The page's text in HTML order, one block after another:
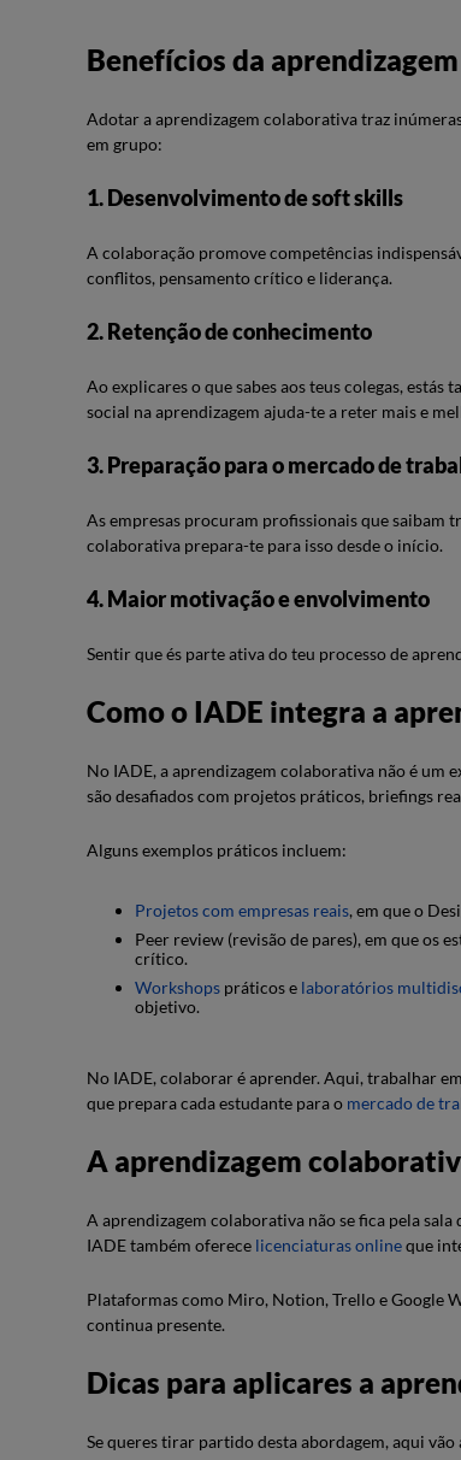
Benefícios da
Adotar a aprendizagem colaborativa traz
em grupo:
1. Desenvolvimento de soft skills
A colaboração promove competências
conflitos, pensamento crítico e liderança.
2. Retenção de conhecimento
Ao explicares o que sabes aos teus colegas,
social na aprendizagem ajuda-te a reter mais e
3. Preparação para o mercado de
As empresas procuram profissionais que saibam
colaborativa prepara-te para isso desde o início.
4. Maior motivação e envolvimento
Sentir que és parte ativa do teu processo de
Como o IADE integra a
No IADE, a aprendizagem colaborativa não é um
são desafiados com projetos práticos, briefings
Alguns exemplos práticos incluem:
Projetos com empresas reais, em que o
Peer review (revisão de pares), em que os
crítico.
Workshops práticos e laboratórios
objetivo.
No IADE, colaborar é aprender. Aqui, trabalhar
que prepara cada estudante para o mercado de
A aprendizagem
A aprendizagem colaborativa não se fica pela
IADE também oferece licenciaturas onlineque
Plataformas como Miro, Notion, Trello e Google
continua presente.
Dicas para aplicares a
Se queres tirar partido desta abordagem, aqui vão